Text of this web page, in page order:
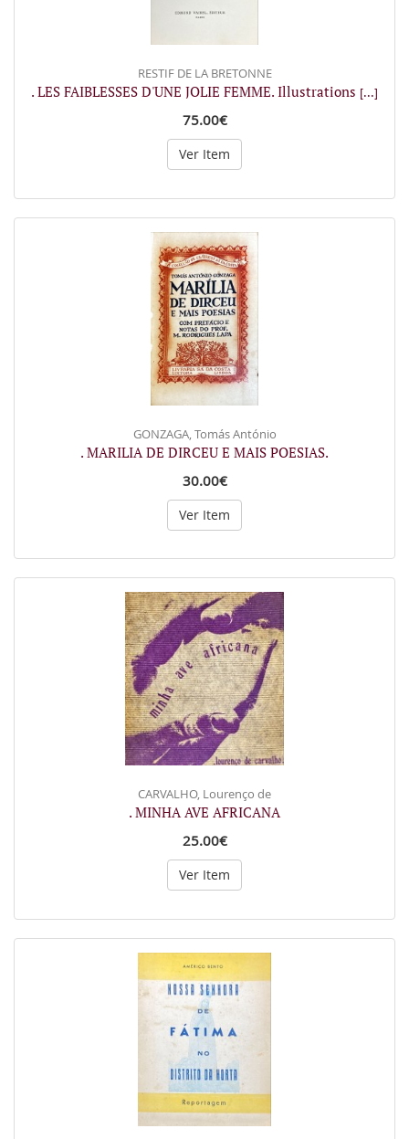
RESTIF DE LA BRETONNE
. LES FAIBLESSES D'UNE JOLIE FEMME. Illustrations [...]
75.00€
Ver Item
GONZAGA, Tomás António
. MARILIA DE DIRCEU E MAIS POESIAS.
30.00€
Ver Item
CARVALHO, Lourenço de
. MINHA AVE AFRICANA
25.00€
Ver Item